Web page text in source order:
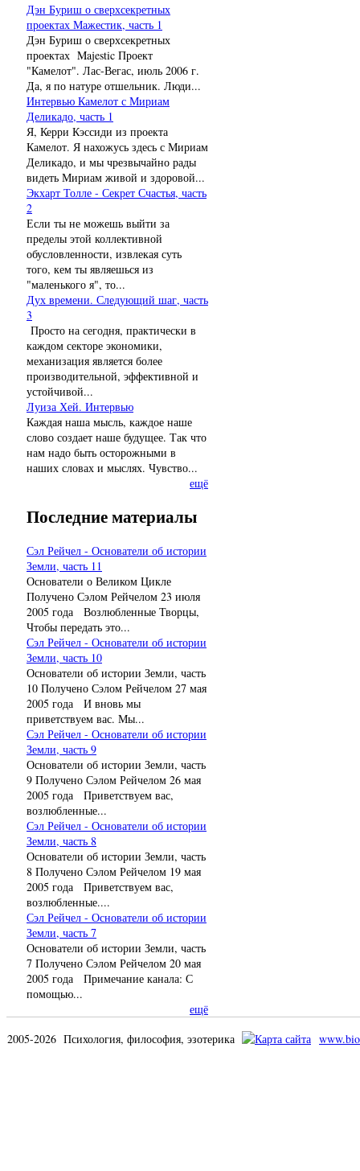
Дэн Буриш о сверхсекретных
проектах Мажестик, часть 1
Дэн Буриш о сверхсекретных
проектах Majestic Проект
"Камелот". Лас-Вегас, июль 2006 г.
Да, я по натуре отшельник. Люди...
Интервью Камелот с Мириам
Деликадо, часть 1
Я, Керри Кэссиди из проекта
Камелот. Я нахожусь здесь с Мириам
Деликадо, и мы чрезвычайно рады
видеть Мириам живой и здоровой...
Экхарт Толле - Секрет Счастья, часть
2
Если ты не можешь выйти за
пределы этой коллективной
обусловленности, извлекая суть
того, кем ты являешься из
"маленького я", то...
Дух времени. Следующий шаг, часть
3
Просто на сегодня, практически в
каждом секторе экономики,
механизация является более
производительной, эффективной и
устойчивой...
Луиза Хей. Интервью
Каждая наша мысль, каждое наше
слово создает наше будущее. Так что
нам надо быть осторожными в
наших словах и мыслях. Чувство...
ещё
Последние материалы
Сэл Рейчел - Основатели об истории
Земли, часть 11
Основатели о Великом Цикле
Получено Сэлом Рейчелом 23 июля
2005 года Возлюбленные Творцы,
Чтобы передать это...
Сэл Рейчел - Основатели об истории
Земли, часть 10
Основатели об истории Земли, часть
10 Получено Сэлом Рейчелом 27 мая
2005 года И вновь мы
приветствуем вас. Мы...
Сэл Рейчел - Основатели об истории
Земли, часть 9
Основатели об истории Земли, часть
9 Получено Сэлом Рейчелом 26 мая
2005 года Приветствуем вас,
возлюбленные...
Сэл Рейчел - Основатели об истории
Земли, часть 8
Основатели об истории Земли, часть
8 Получено Сэлом Рейчелом 19 мая
2005 года Приветствуем вас,
возлюбленные....
Сэл Рейчел - Основатели об истории
Земли, часть 7
Основатели об истории Земли, часть
7 Получено Сэлом Рейчелом 20 мая
2005 года Примечание канала: С
помощью...
ещё
2005-2026 Психология, философия, эзотерика